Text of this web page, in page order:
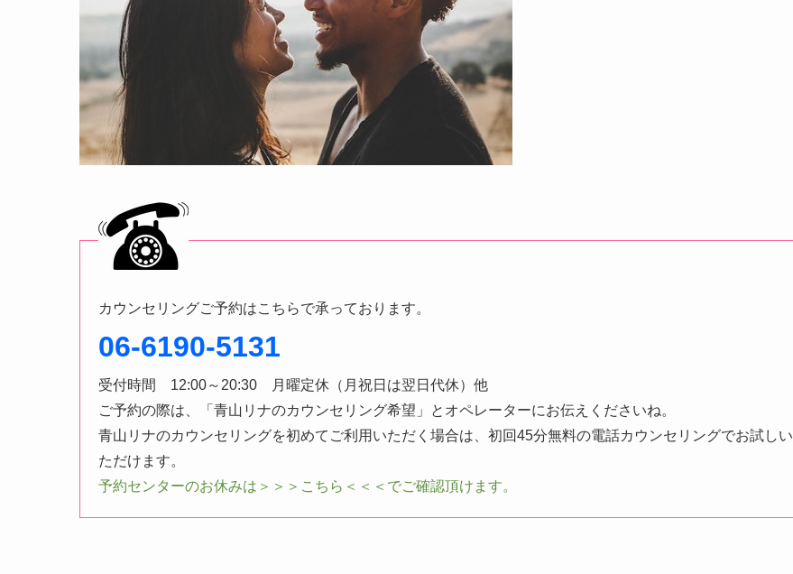
カウンセリングご予約はこちらで承っております。
06-6190-5131
受付時間 12:00～20:30 月曜定休（月祝日は翌日代休）他
ご予約の際は、「青山リナのカウンセリング希望」とオペレーターにお伝えくださいね。
青山リナのカウンセリングを初めてご利用いただく場合は、初回45分無料の電話カウンセリングでお試しい
ただけます。
予約センターのお休みは＞＞＞こちら＜＜＜でご確認頂けます。